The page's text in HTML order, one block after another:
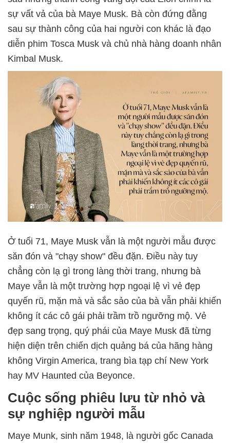
sự vất vả của bà Maye Musk. Bà còn đứng đằng
sau sự thành công của hai người con khác là đạo
diễn phim Tosca Musk và chủ nhà hàng doanh nhân
Kimbal Musk.
Ở tuổi 71, Maye Musk vẫn là một người mẫu được
săn đón và "chạy show" đều đặn. Điều này tuy
chẳng còn lạ gì trong làng thời trang, nhưng bà
Maye vẫn là một trường hợp ngoại lệ vì vẻ đẹp
quyến rũ, mặn mà và sắc sảo của bà vẫn phải khiến
không ít các cô gái phải trầm trồ ngưỡng mộ. Vẻ
đẹp sang trọng, quý phái của Maye Musk đã từng
hiện diện trên chiến dịch quảng bá của hãng hàng
không Virgin America, trang bìa tạp chí New York
hay MV Haunted của Beyonce.
Cuộc sống phiêu lưu từ nhỏ và
sự nghiệp người mẫu
Maye Munk, sinh năm 1948, là người gốc Canada